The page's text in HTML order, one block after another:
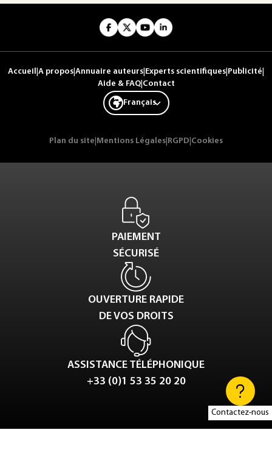
Contactez-nous
Accueil A propos Annuaire auteurs Experts scientifiques Publicité
Aide & FAQ| Contact
Français
Plan du site Mentions Légales RGPD Cookies
PAIEMENT
SÉCURISÉ
OUVERTURE RAPIDE
DE VOS DROITS
ASSISTANCE TÉLÉPHONIQUE
+33 (0)1 53 35 20 20